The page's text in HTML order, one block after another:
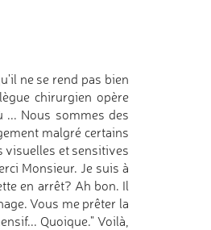
ne se rend pas bien
chirurgien opère
Nous sommes des
malgré certains
visuelles et sensitives
Monsieur. Je suis à
en arrêt? Ah bon. Il
Vous me prêter la
Quoique." Voilà,